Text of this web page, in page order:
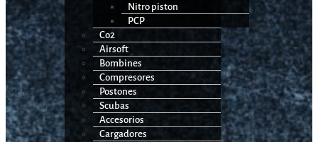
Nitro piston
PCP
Co2
Airsoft
Bombines
Compresores
Postones
Scubas
Accesorios
Cargadores